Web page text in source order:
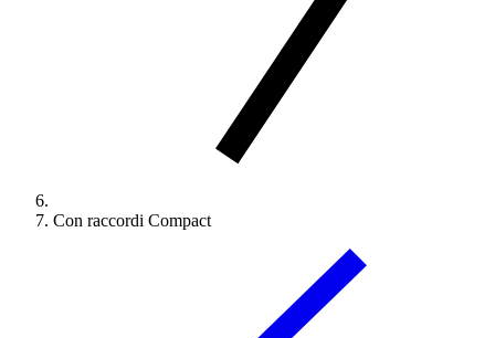
Con raccordi Compact